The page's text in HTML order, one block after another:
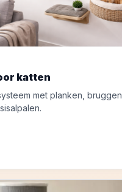
katten
met planken, bruggen,